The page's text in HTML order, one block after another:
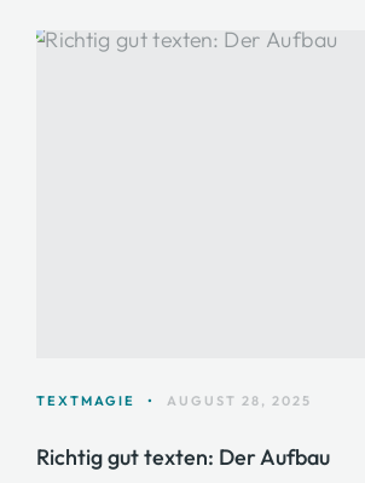
TEXTMAGIE • AUGUST 28, 2025
Richtig gut texten: Der Aufbau